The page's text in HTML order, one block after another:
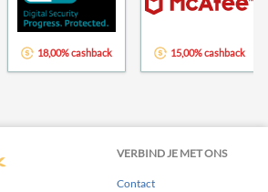
18,00% cashback 15,00% cashback
VERBIND JE MET ONS
Contact